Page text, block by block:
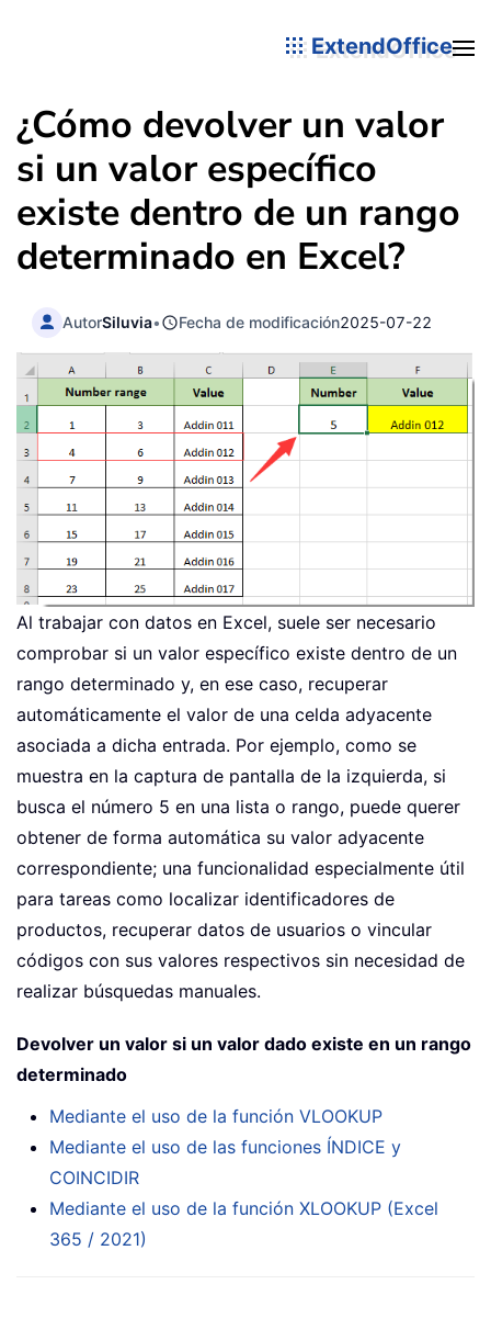
ExtendOffice
¿Cómo devolver un valor
si un valor específico
existe dentro de un rango
determinado en Excel?
AutorSiluvia• Fecha de modificación2025-07-22
Al trabajar con datos en Excel, suele ser necesario
comprobar si un valor específico existe dentro de un
rango determinado y, en ese caso, recuperar
automáticamente el valor de una celda adyacente
asociada a dicha entrada. Por ejemplo, como se
muestra en la captura de pantalla de la izquierda, si
busca el número 5 en una lista o rango, puede querer
obtener de forma automática su valor adyacente
correspondiente; una funcionalidad especialmente útil
para tareas como localizar identificadores de
productos, recuperar datos de usuarios o vincular
códigos con sus valores respectivos sin necesidad de
realizar búsquedas manuales.
Devolver un valor si un valor dado existe en un rango
determinado
Mediante el uso de la función VLOOKUP
Mediante el uso de las funciones ÍNDICE y
COINCIDIR
Mediante el uso de la función XLOOKUP (Excel
365 / 2021)